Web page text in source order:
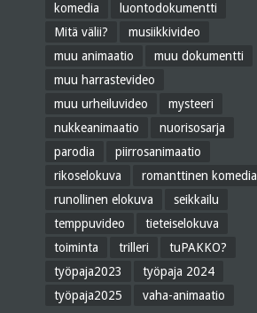
komedia
luontodokumentti
Mitä välii?
musiikkivideo
muu animaatio
muu dokumentti
muu harrastevideo
muu urheiluvideo
mysteeri
nukkeanimaatio
nuorisosarja
parodia
piirrosanimaatio
rikoselokuva
romanttinen komedia
runollinen elokuva
seikkailu
temppuvideo
tieteiselokuva
toiminta
trilleri
tuPAKKO?
työpaja2023
työpaja 2024
työpaja2025
vaha-animaatio